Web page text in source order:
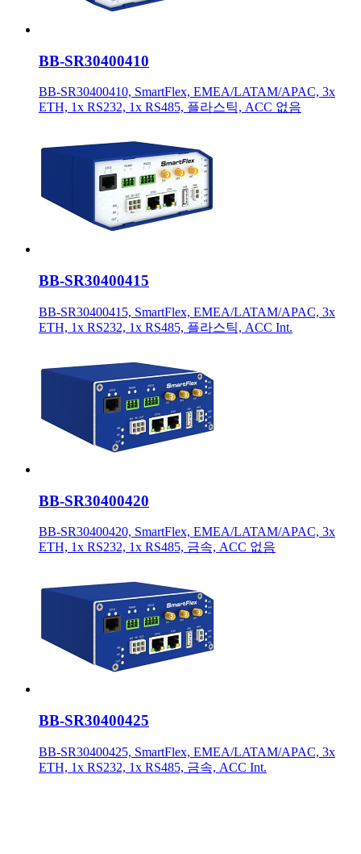
BB-SR30400410
BB-SR30400410, SmartFlex, EMEA/LATAM/APAC, 3x
ETH, 1x RS232, 1x RS485, 플라스틱, ACC 없음
BB-SR30400415
BB-SR30400415, SmartFlex, EMEA/LATAM/APAC, 3x
ETH, 1x RS232, 1x RS485, 플라스틱, ACC Int.
BB-SR30400420
BB-SR30400420, SmartFlex, EMEA/LATAM/APAC, 3x
ETH, 1x RS232, 1x RS485, 금속, ACC 없음
BB-SR30400425
BB-SR30400425, SmartFlex, EMEA/LATAM/APAC, 3x
ETH, 1x RS232, 1x RS485, 금속, ACC Int.